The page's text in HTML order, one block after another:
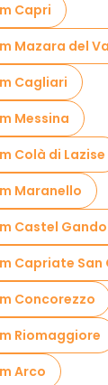
Capri
Mazara del
Cagliari
Messina
Colà di Lazise
Maranello
Castel
Capriate San
Concorezzo
Riomaggiore
Arco